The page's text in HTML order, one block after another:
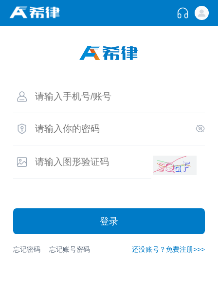
登录
忘记密码 忘记账号密码 还没账号？免费注册>>>